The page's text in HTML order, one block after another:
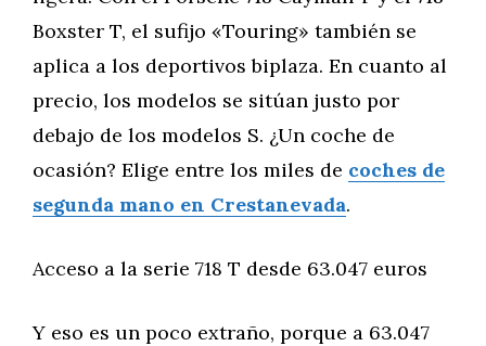
Boxster T, el sufijo «Touring» también se
aplica a los deportivos biplaza. En cuanto al
precio, los modelos se sitúan justo por
debajo de los modelos S. ¿Un coche de
ocasión? Elige entre los miles de coches de
segunda mano en Crestanevada.
Acceso a la serie 718 T desde 63.047 euros
Y eso es un poco extraño, porque a 63.047